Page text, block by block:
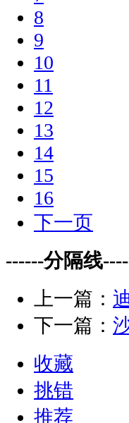
8
9
10
11
12
13
14
15
16
下一页
------分隔线
上一篇：
下一篇：
收藏
挑错
推荐